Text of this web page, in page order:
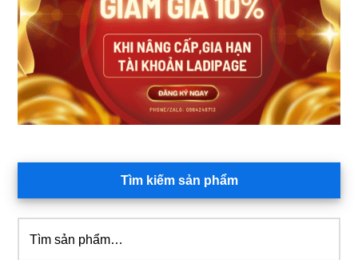
có
thể
được
chọn
trên
trang
Tìm kiếm sản phẩm
kiếm: